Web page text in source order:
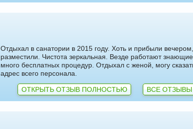
Отдыхал в санатории в 2015 году. Хоть и прибыли
разместили. Чистота зеркальная. Везде работают
много бесплатных процедур. Отдыхал с женой, могу
адрес всего персонала.
ОТКРЫТЬ ОТЗЫВ ПОЛНОСТЬЮ ВСЕ ОТЗЫВЫ